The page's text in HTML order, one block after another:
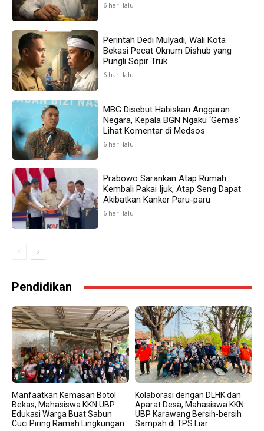
6 hari lalu
Perintah Dedi Mulyadi, Wali Kota
Bekasi Pecat Oknum Dishub yang
Pungli Sopir Truk
6 hari lalu
MBG Disebut Habiskan Anggaran
Negara, Kepala BGN Ngaku ‘Gemas’
Lihat Komentar di Medsos
6 hari lalu
Prabowo Sarankan Atap Rumah
Kembali Pakai Ijuk, Atap Seng Dapat
Akibatkan Kanker Paru-paru
6 hari lalu
Pendidikan
Manfaatkan Kemasan Botol
Bekas, Mahasiswa KKN UBP
Edukasi Warga Buat Sabun
Cuci Piring Ramah Lingkungan
Kolaborasi dengan DLHK dan
Aparat Desa, Mahasiswa KKN
UBP Karawang Bersih-bersih
Sampah di TPS Liar